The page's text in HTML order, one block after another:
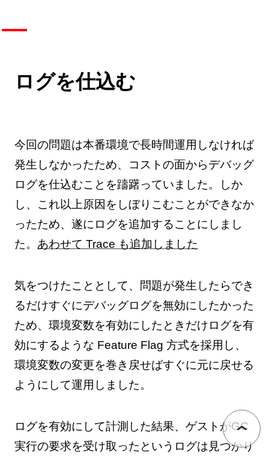
ログを仕込む
今回の問題は本番環境で長時間運用しなければ
発生しなかったため、コストの面からデバッグ
ログを仕込むことを躊躇っていました。しか
し、これ以上原因をしぼりこむことができなか
ったため、遂にログを追加することにしまし
た。 あわせて Trace も追加しました
気をつけたこととして、問題が発生したらでき
るだけすぐにデバッグログを無効にしたかった
ため、環境変数を有効にしたときだけログを有
効にするような Feature Flag 方式を採用し、
環境変数の変更を巻き戻せばすぐに元に戻せる
ようにして運用しました。
ログを有効にして計測した結果、ゲストがGC
実行の要求を受け取ったというログは見つかり